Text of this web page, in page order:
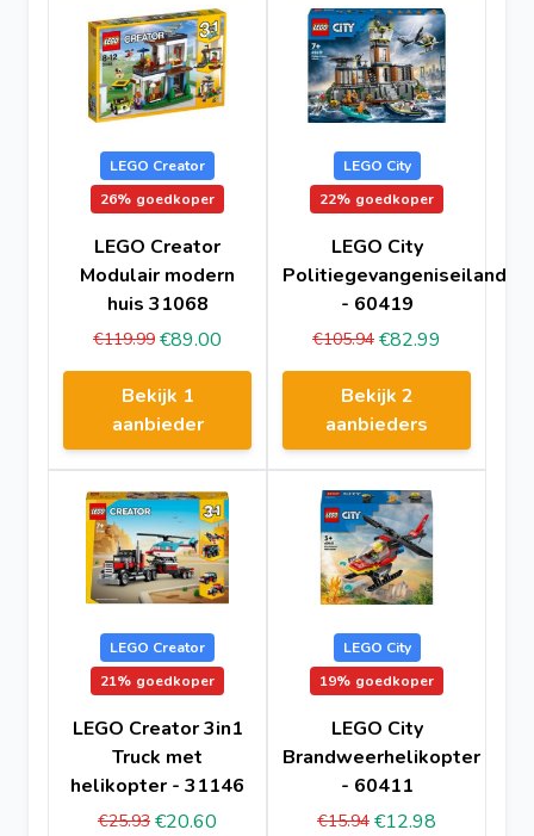
LEGO Creator
26% goedkoper
LEGO Creator
Modulair modern
huis 31068
€119.99 €89.00
Bekijk 1
aanbieder
LEGO City
22% goedkoper
LEGO City
Politiegevangeniseiland
- 60419
€105.94 €82.99
Bekijk 2
aanbieders
LEGO Creator
21% goedkoper
LEGO Creator 3in1
Truck met
helikopter - 31146
€25.93 €20.60
LEGO City
19% goedkoper
LEGO City
Brandweerhelikopter
- 60411
€15.94 €12.98